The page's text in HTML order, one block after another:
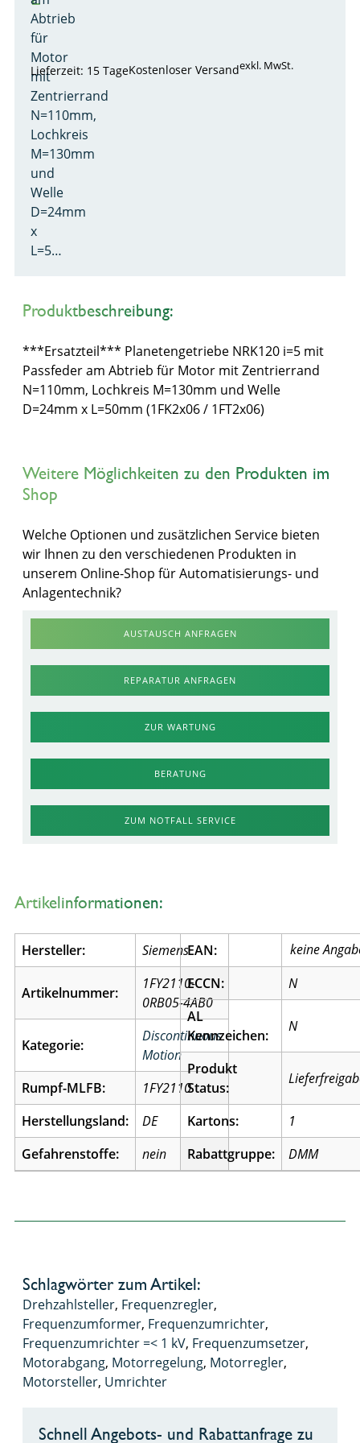
Abtrieb
für
Motor
mit
Zentrierrand
N=110mm,
Lochkreis
M=130mm
und
Welle
D=24mm
x
L=5…
Lieferzeit: 15 TageKostenloser Versandexkl. MwSt.
Produktbeschreibung:
***Ersatzteil*** Planetengetriebe NRK120 i=5 mit
Passfeder am Abtrieb für Motor mit Zentrierrand
N=110mm, Lochkreis M=130mm und Welle
D=24mm x L=50mm (1FK2x06 / 1FT2x06)
Weitere Möglichkeiten zu den Produkten im
Shop
Welche Optionen und zusätzlichen Service bieten
wir Ihnen zu den verschiedenen Produkten in
unserem Online-Shop für Automatisierungs- und
Anlagentechnik?
AUSTAUSCH ANFRAGEN
REPARATUR ANFRAGEN
ZUR WARTUNG
BERATUNG
ZUM NOTFALL SERVICE
Artikelinformationen:
Hersteller: Siemens
Artikelnummer:
1FY2110-
0RB05-4AB0
Kategorie:
Discontinuous
Motion
Rumpf-MLFB:
1FY2110
Herstellungsland:
DE
Gefahrenstoffe:
nein
EAN:
ECCN:
N
AL
Kennzeichen:
N
Produkt
Status:
Kartons:
1
Rabattgruppe:
DMM
Schlagwörter zum Artikel:
Drehzahlsteller, Frequenzregler,
Frequenzumformer, Frequenzumrichter,
Frequenzumrichter =< 1 kV, Frequenzumsetzer,
Motorabgang, Motorregelung, Motorregler,
Motorsteller, Umrichter
Schnell Angebots- und Rabattanfrage zu